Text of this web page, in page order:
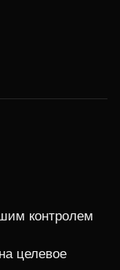
контролем
целевое